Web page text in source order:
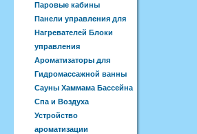
Паровые кабины
Панели управления для
Нагревателей Блоки
управления
Ароматизаторы для
Гидромассажной ванны
Сауны Хаммама Бассейна
Спа и Воздуха
Устройство
ароматизации